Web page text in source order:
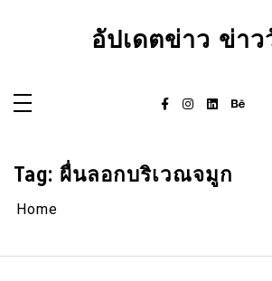
อัปเดตข่าว ข่า
Tag: ผื่นลอกบริเวณจมูก
Home